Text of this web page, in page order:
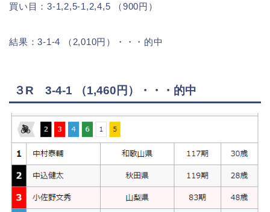
買い目：3-1,2,5-1,2,4,5 （900円）
結果：3-1-4 （2,010円）・・・的中
３R 3-4-1 （1,460円）・・・的中